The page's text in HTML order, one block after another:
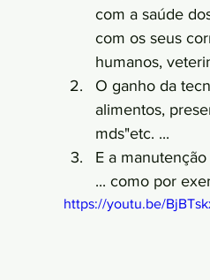
com a saúde
com os seus
humanos,
O ganho da
alimentos,
mds"etc. ...
E a
... como por
https://youtu.be/